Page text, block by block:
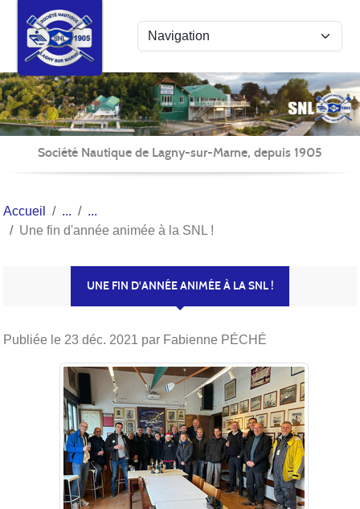
Société Nautique de Lagny-sur-Marne, depuis 1905
Accueil
Une fin d'année animée à la SNL !
UNE FIN D'ANNÉE ANIMÉE À LA SNL !
Publiée le 23 déc. 2021 par Fabienne PÉCHÉ
Panneau de gestion des cookies